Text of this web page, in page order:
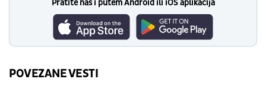
Pratite nas i putem Android ili iOS aplikacija
POVEZANE VESTI